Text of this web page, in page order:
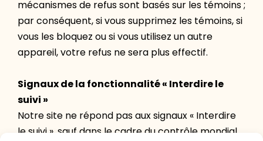
mécanismes de refus sont basés sur les témoins ;
par conséquent, si vous supprimez les témoins, si
vous les bloquez ou si vous utilisez un autre
appareil, votre refus ne sera plus effectif.
Signaux de la fonctionnalité « Interdire le
suivi »
Notre site ne répond pas aux signaux « Interdire
le suivi », sauf dans le cadre du contrôle mondial